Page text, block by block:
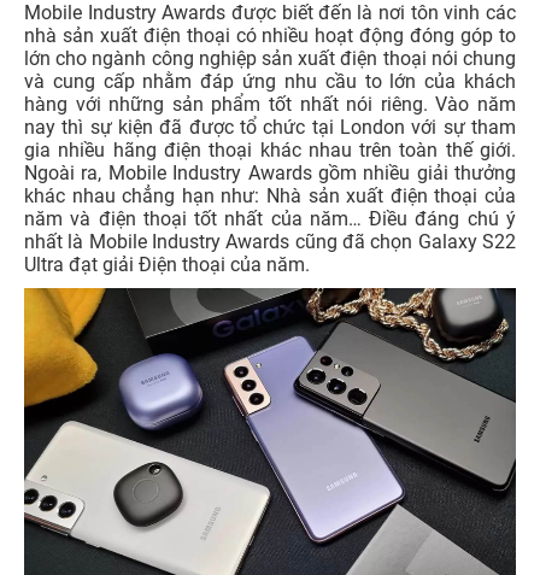
Mobile Industry Awards được biết đến là nơi tôn vinh các
nhà sản xuất điện thoại có nhiều hoạt động đóng góp to
lớn cho ngành công nghiệp sản xuất điện thoại nói chung
và cung cấp nhằm đáp ứng nhu cầu to lớn của khách
hàng với những sản phẩm tốt nhất nói riêng. Vào năm
nay thì sự kiện đã được tổ chức tại London với sự tham
gia nhiều hãng điện thoại khác nhau trên toàn thế giới.
Ngoài ra, Mobile Industry Awards gồm nhiều giải thưởng
khác nhau chẳng hạn như: Nhà sản xuất điện thoại của
năm và điện thoại tốt nhất của năm… Điều đáng chú ý
nhất là Mobile Industry Awards cũng đã chọn Galaxy S22
Ultra đạt giải Điện thoại của năm.